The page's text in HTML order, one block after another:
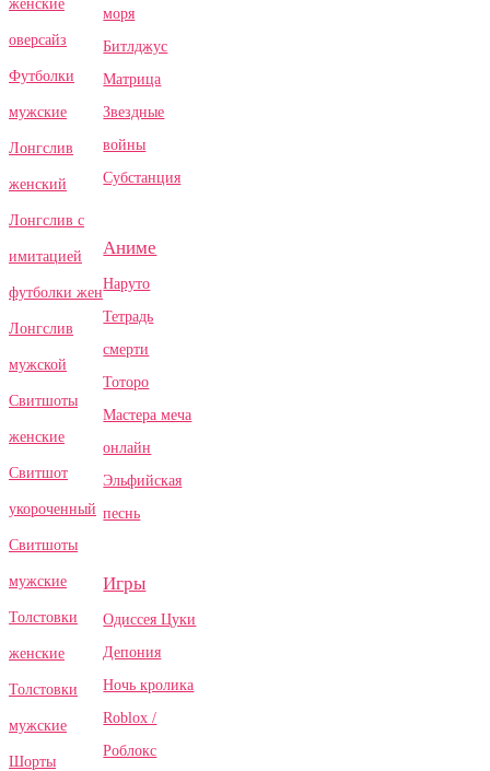
женские
оверсайз
Футболки
мужские
Лонгслив
женский
Лонгслив с
имитацией
футболки жен
Лонгслив
мужской
Свитшоты
женские
Свитшот
укороченный
Свитшоты
мужские
Толстовки
женские
Толстовки
мужские
Шорты
моря
Битлджус
Матрица
Звездные
войны
Субстанция
Аниме
Наруто
Тетрадь
смерти
Тоторо
Мастера меча
онлайн
Эльфийская
песнь
Игры
Одиссея Цуки
Депония
Ночь кролика
Roblox /
Роблокс